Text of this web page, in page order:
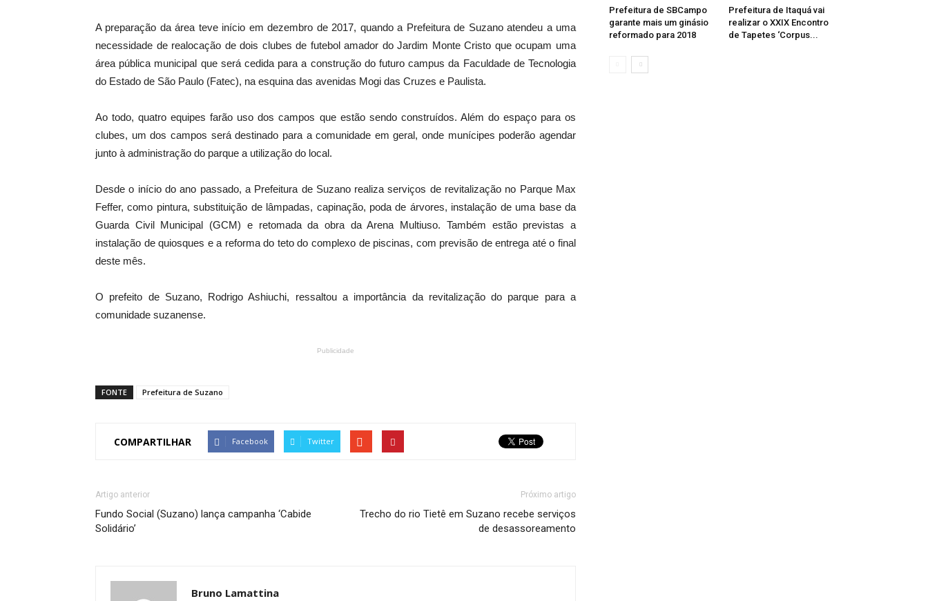
A preparação da área teve início em dezembro de 2017, quando a Prefeitura de Suzano atendeu a uma
necessidade de realocação de dois clubes de futebol amador do Jardim Monte Cristo que ocupam uma
área pública municipal que será cedida para a construção do futuro campus da Faculdade de Tecnologia
do Estado de São Paulo (Fatec), na esquina das avenidas Mogi das Cruzes e Paulista.
Ao todo, quatro equipes farão uso dos campos que estão sendo construídos. Além do espaço para os
clubes, um dos campos será destinado para a comunidade em geral, onde munícipes poderão agendar
junto à administração do parque a utilização do local.
Desde o início do ano passado, a Prefeitura de Suzano realiza serviços de revitalização no Parque Max
Feffer, como pintura, substituição de lâmpadas, capinação, poda de árvores, instalação de uma base da
Guarda Civil Municipal (GCM) e retomada da obra da Arena Multiuso. Também estão previstas a
instalação de quiosques e a reforma do teto do complexo de piscinas, com previsão de entrega até o final
deste mês.
O prefeito de Suzano, Rodrigo Ashiuchi, ressaltou a importância da revitalização do parque para a
comunidade suzanense.
Publicidade
FONTE Prefeitura de Suzano
COMPARTILHAR Facebook Twitter
Artigo anterior
Fundo Social (Suzano) lança campanha ‘Cabide
Solidário’
Próximo artigo
Trecho do rio Tietê em Suzano recebe serviços
de desassoreamento
Bruno Lamattina
Prefeitura de SBCampo
garante mais um ginásio
reformado para 2018
Prefeitura de Itaquá vai
realizar o XXIX Encontro
de Tapetes ‘Corpus...